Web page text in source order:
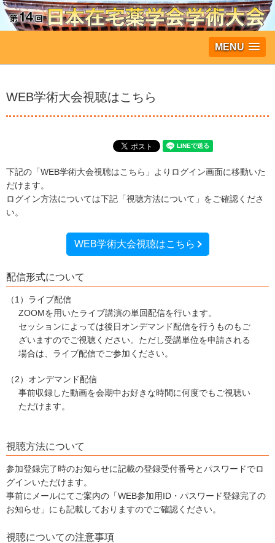
MENU
WEB学術大会視聴はこちら
下記の「WEB学術大会視聴はこちら」よりログイン画面に移動いた
だけます。
ログイン方法については下記「視聴方法について」をご確認くださ
い。
WEB学術大会視聴はこちら
配信形式について
（1）ライブ配信
ZOOMを用いたライブ講演の単回配信を行います。
セッションによっては後日オンデマンド配信を行うものもご
ざいますのでご視聴ください。ただし受講単位を申請される
場合は、ライブ配信でご参加ください。
（2）オンデマンド配信
事前収録した動画を会期中お好きな時間に何度でもご視聴い
ただけます。
視聴方法について
参加登録完了時のお知らせに記載の登録受付番号とパスワードでロ
グインいただけます。
事前にメールにてご案内の「WEB参加用ID・パスワード登録完了の
お知らせ」にも記載しておりますのでご確認ください。
視聴についての注意事項